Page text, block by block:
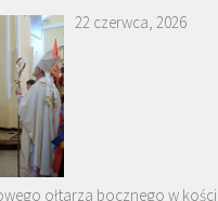
22 czerwca, 2026
ołtarza bocznego w